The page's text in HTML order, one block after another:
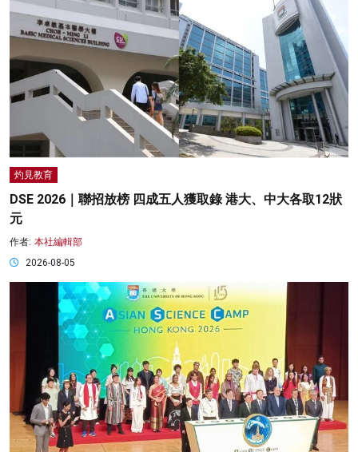
灼見教育
DSE 2026｜聯招放榜 四成五人獲取錄 港大、中大各取12狀
元
作者: 本社編輯部
2026-08-05